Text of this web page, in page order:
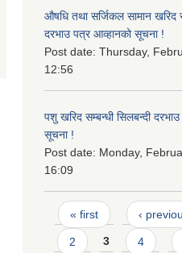
औषधि तथा सर्जिकल सामान खरिद
दरभाउ पत्र आव्हानको सूचना !
Post date: Thursday,
12:56
पशु खरिद सम्बन्धी सिलबन्दी
सूचना !
Post date: Monday,
16:09
Pages
« first ‹
2 3 4